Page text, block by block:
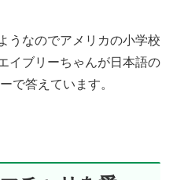
うなのでアメリカの小学校
イブリーちゃんが日本語の
で答えています。